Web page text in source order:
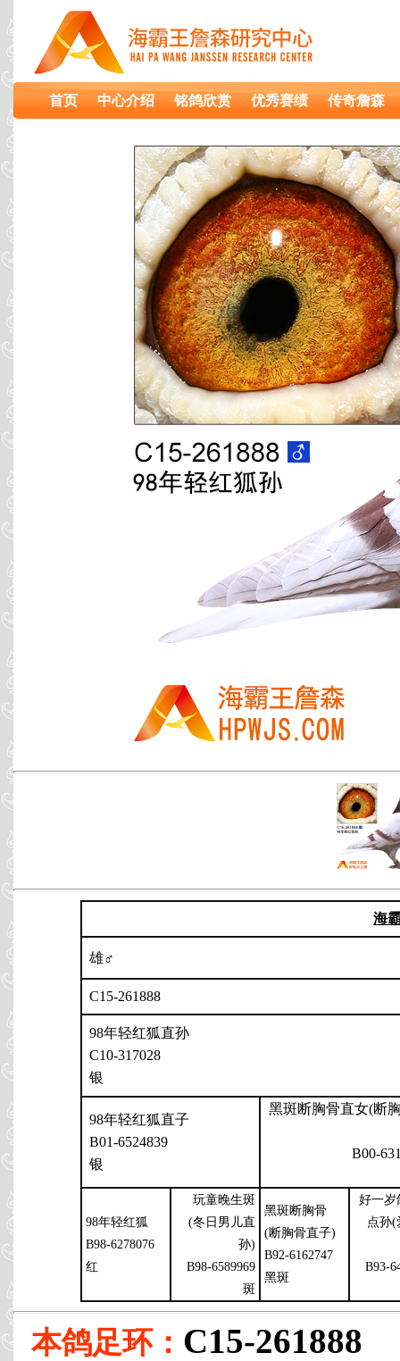
首页 中心介绍 铭鸽欣赏 优秀赛绩 传奇詹森
海
雄♂
C15-261888
98年轻红狐直孙
C10-317028
银
98年轻红狐直子
B01-6524839
银
黑斑断胸骨直女(断
B00-
98年轻红狐
B98-6278076
红
玩童晚生斑
(冬日男儿直
孙)
B98-6589969
斑
黑斑断胸骨
(断胸骨直子)
B92-6162747
黑斑
好一岁
点孙(
B93-
本鸽足环： C15-261888